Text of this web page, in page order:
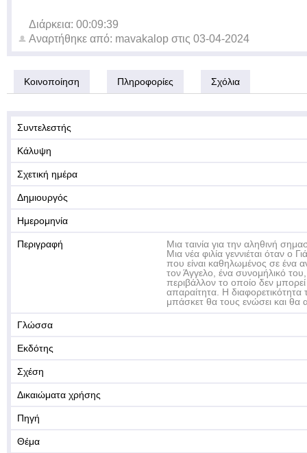
Διάρκεια: 00:09:39
Αναρτήθηκε από: mavakalop στις 03-04-2024
Κοινοποίηση Πληροφορίες Σχόλια
Συντελεστής
Κάλυψη
Σχετική ημέρα
Δημιουργός
Ημερομηνία
Περιγραφή
Μια ταινία για την αληθινή
Μια νέα φιλία γεννιέται όταν ο
που είναι καθηλωμένος σε ένα
τον Άγγελο, ένα συνομήλικό
περιβάλλον το οποίο δεν
απαραίτητα. Η
μπάσκετ θα τους ενώσει και θα
Γλώσσα
Εκδότης
Σχέση
Δικαιώματα χρήσης
Πηγή
Θέμα